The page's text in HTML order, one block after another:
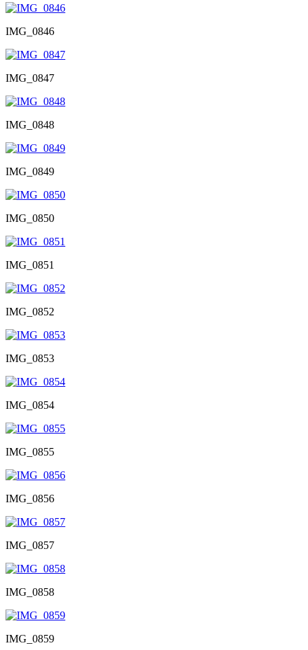
IMG_0846
IMG_0847
IMG_0848
IMG_0849
IMG_0850
IMG_0851
IMG_0852
IMG_0853
IMG_0854
IMG_0855
IMG_0856
IMG_0857
IMG_0858
IMG_0859